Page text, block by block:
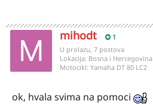
mihodt 1
U prolazu, 7 postova
Lokacija: Bosna i Hercegovina
Motocikl: Yamaha DT 80 LC2
ok, hvala svima na pomoci